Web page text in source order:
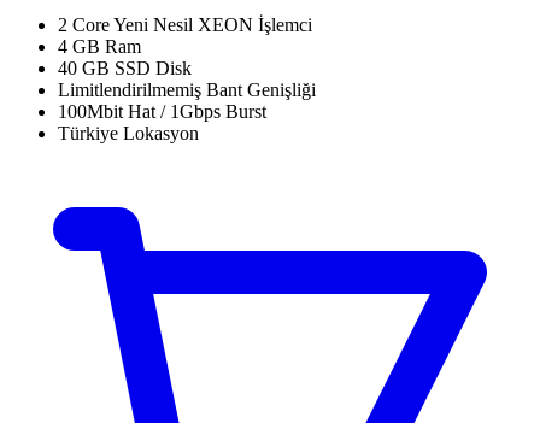
2 Core Yeni Nesil XEON İşlemci
4 GB Ram
40 GB SSD Disk
Limitlendirilmemiş Bant Genişliği
100Mbit Hat / 1Gbps Burst
Türkiye Lokasyon